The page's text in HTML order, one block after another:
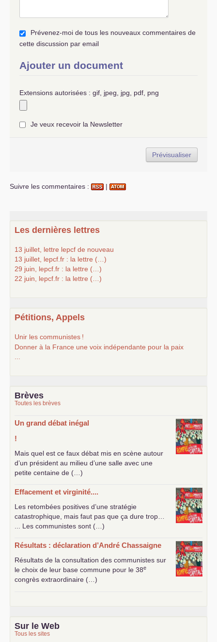
Prévenez-moi de tous les nouveaux commentaires de
cette discussion par email
Ajouter un document
Extensions autorisées : gif, jpeg, jpg, pdf, png
Je veux recevoir la Newsletter
Suivre les commentaires : |
Les dernières lettres
13 juillet, lettre lepcf de nouveau
13 juillet, lepcf.fr : la lettre (…)
29 juin, lepcf.fr : la lettre (…)
22 juin, lepcf.fr : la lettre (…)
Pétitions, Appels
Unir les communistes !
Donner à la France une voix indépendante pour la paix
Brèves
Toutes les brèves
Un grand débat inégal
!
Mais quel est ce faux débat mis en scène autour
d’un président au milieu d’une salle avec une
petite centaine de (…)
Effacement et virginité....
Les retombées positives d’une stratégie
catastrophique, mais faut pas que ça dure trop…
... Les communistes sont (…)
Résultats : déclaration d’André Chassaigne
Résultats de la consultation des communistes sur
le choix de leur base commune pour le 38e
congrès extraordinaire (…)
Sur le Web
Tous les sites